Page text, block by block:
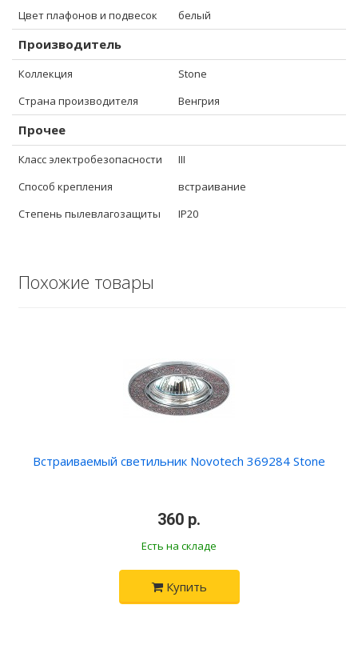
Цвет плафонов и подвесок белый
Производитель
Коллекция
Stone
Страна производителя
Венгрия
Прочее
Класс электробезопасности
III
Способ крепления
встраивание
Степень пылевлагозащиты
IP20
Похожие товары
Встраиваемый светильник Novotech 369284 Stone
360 р.
Есть на складе
Купить